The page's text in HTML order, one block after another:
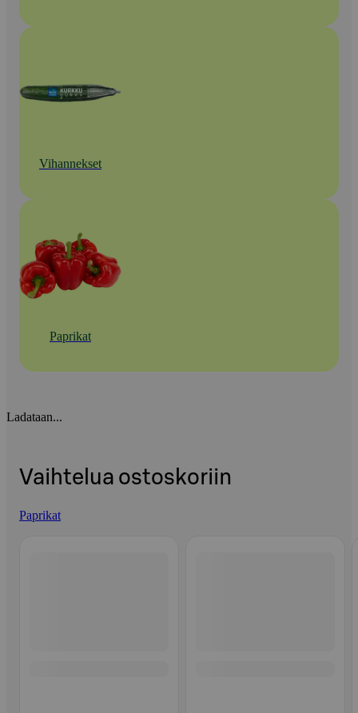
Vihannekset
Paprikat
Ladataan...
Vaihtelua ostoskoriin
Paprikat